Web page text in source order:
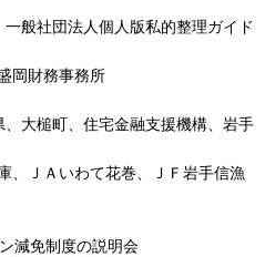
社団法人個人版私的整理ガイド
事務所
槌町、住宅金融支援機構、岩手
て花巻、ＪＦ岩手信漁
免制度の説明会